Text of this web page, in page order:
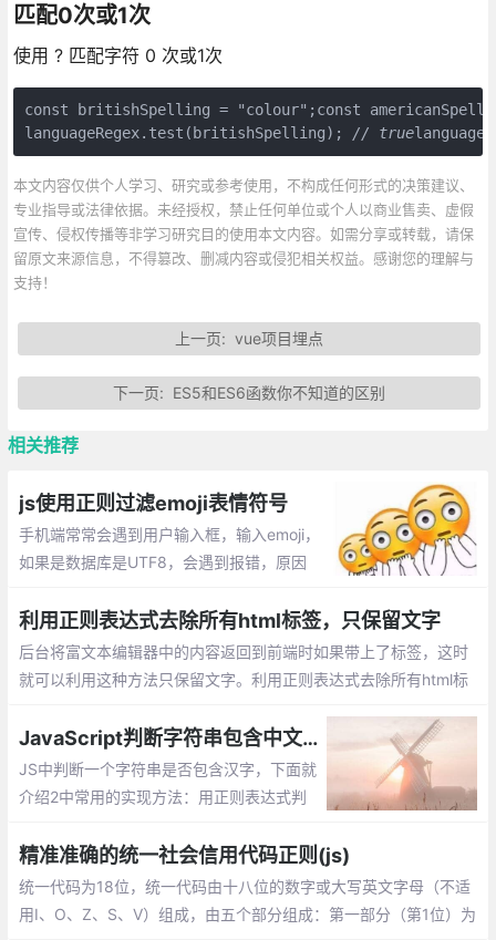
匹配0次或1次
使用 ? 匹配字符 0 次或1次
const britishSpelling = "colour";const
languageRegex.test(britishSpelling); // true
本文内容仅供个人学习、研究或参考使用，不构成任何形式的决策建议、
专业指导或法律依据。未经授权，禁止任何单位或个人以商业售卖、虚假
宣传、侵权传播等非学习研究目的使用本文内容。如需分享或转载，请保
留原文来源信息，不得篡改、删减内容或侵犯相关权益。感谢您的理解与
支持！
上一页: vue项目埋点
下一页: ES5和ES6函数你不知道的区别
相关推荐
js使用正则过滤emoji表情符号
手机端常常会遇到用户输入框，输入emoji，
如果是数据库是UTF8，会遇到报错，原因
字节。Emoji表情是4个字节，而Mysql的utf
8编码最多3个字节，所以数据插不进去。
利用正则表达式去除所有html标签，只保留文字
后台将富文本编辑器中的内容返回到前端时如果带上了标签，这时
就可以利用这种方法只保留文字。利用正则表达式去除所有html标
JavaScript判断字符串包含中文字符的方法总结
JS中判断一个字符串是否包含汉字，下面就
介绍2中常用的实现方法：用正则表达式判
精准准确的统一社会信用代码正则(js)
统一代码为18位，统一代码由十八位的数字或大写英文字母（不适
用I、O、Z、S、V）组成，由五个部分组成：第一部分（第1位）为